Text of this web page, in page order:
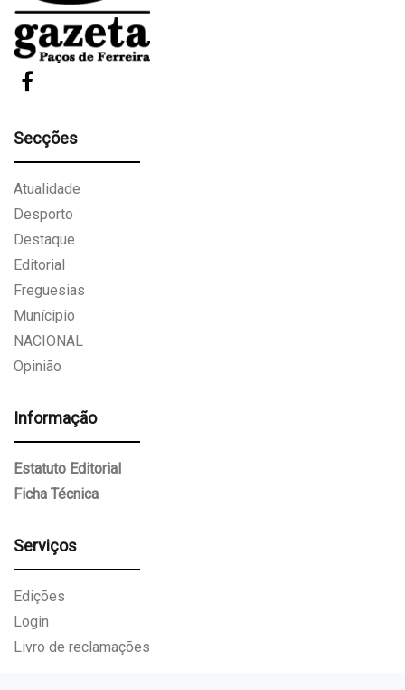
Secções
Atualidade
Desporto
Destaque
Editorial
Freguesias
Munícipio
NACIONAL
Opinião
Informação
Estatuto Editorial
Ficha Técnica
Serviços
Edições
Login
Livro de reclamações